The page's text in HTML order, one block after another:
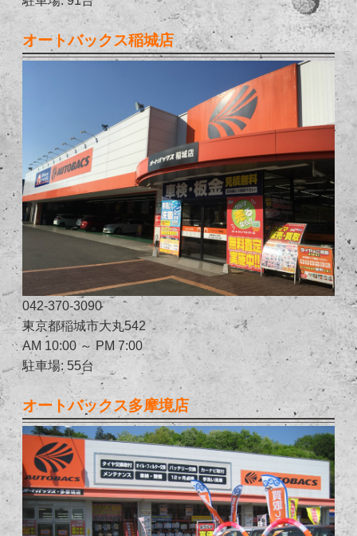
オートバックス稲城店
042-370-3090
東京都稲城市大丸542
AM 10:00 ～ PM 7:00
駐車場: 55台
オートバックス多摩境店